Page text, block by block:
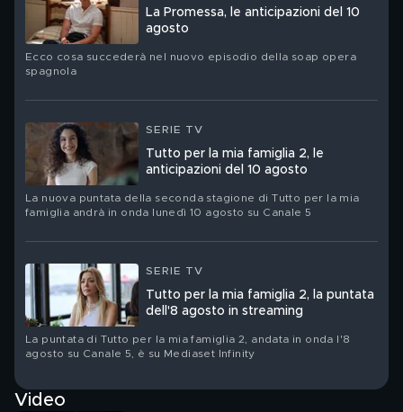
La Promessa, le anticipazioni del 10
agosto
Ecco cosa succederà nel nuovo episodio della soap opera
spagnola
SERIE TV
Tutto per la mia famiglia 2, le
anticipazioni del 10 agosto
La nuova puntata della seconda stagione di Tutto per la mia
famiglia andrà in onda lunedì 10 agosto su Canale 5
SERIE TV
Tutto per la mia famiglia 2, la puntata
dell'8 agosto in streaming
La puntata di Tutto per la mia famiglia 2, andata in onda l'8
agosto su Canale 5, è su Mediaset Infinity
Video